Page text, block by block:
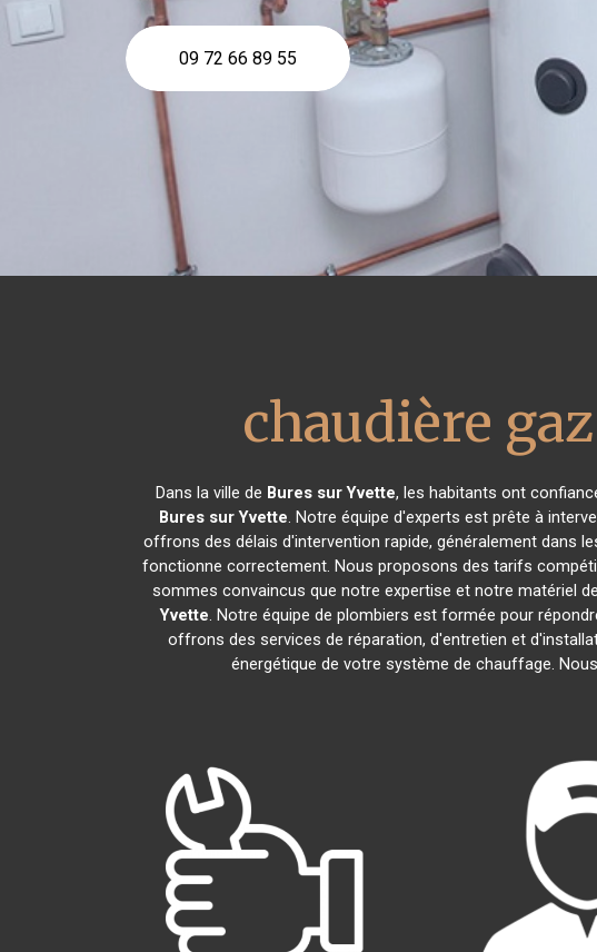
09 72 66 89 55
chaudière
Dans la ville de Bures sur Yvette, les habitants ont
Bures sur Yvette. Notre équipe d'experts est prête à
offrons des délais d'intervention rapide, généralement dans
fonctionne correctement. Nous proposons des tarifs
sommes convaincus que notre expertise et notre matériel
Yvette. Notre équipe de plombiers est formée pour
offrons des services de réparation, d'entretien et
énergétique de votre système de chauffage.